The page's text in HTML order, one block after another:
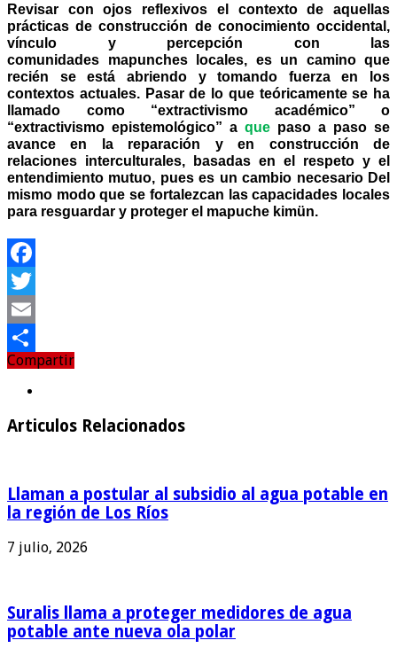
Revisar con ojos reflexivos el contexto de aquellas
prácticas de construcción de conocimiento occidental,
vínculo y percepción con las
comunidades mapunches locales, es un camino que
recién se está abriendo y tomando fuerza en los
contextos actuales. Pasar de lo que teóricamente se ha
llamado como “extractivismo académico” o
“extractivismo epistemológico” a que paso a paso se
avance en la reparación y en construcción de
relaciones interculturales, basadas en el respeto y el
entendimiento mutuo, pues es un cambio necesario Del
mismo modo que se fortalezcan las capacidades locales
para resguardar y proteger el mapuche kimün.
Facebook
Twitter
Email
Compartir
Compartir
Articulos Relacionados
Llaman a postular al subsidio al agua potable en
la región de Los Ríos
7 julio, 2026
Suralis llama a proteger medidores de agua
potable ante nueva ola polar